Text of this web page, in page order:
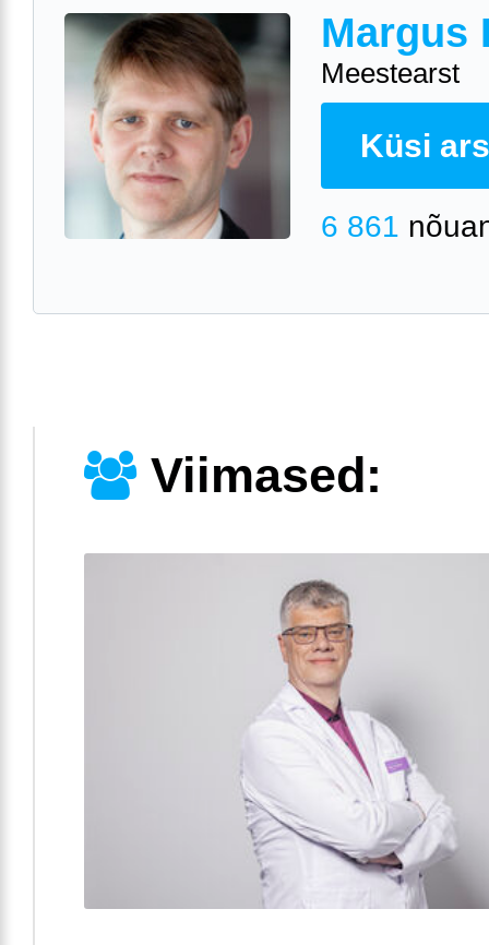
Margus
Meestearst
Küsi
6 861
Viimased: